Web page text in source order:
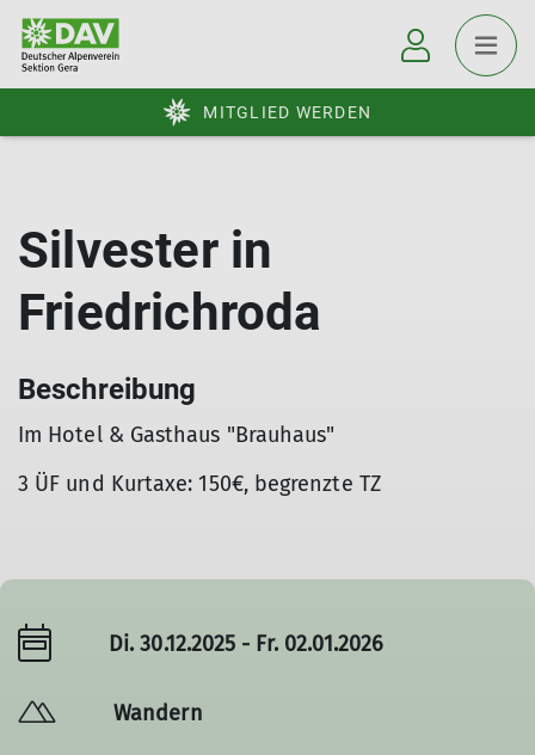
MITGLIED WERDEN
Silvester in
Friedrichroda
Beschreibung
Im Hotel & Gasthaus "Brauhaus"
3 ÜF und Kurtaxe: 150€, begrenzte TZ
Di. 30.12.2025 - Fr. 02.01.2026
Wandern